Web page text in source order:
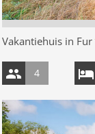
Vakantiehuis in Fur
4